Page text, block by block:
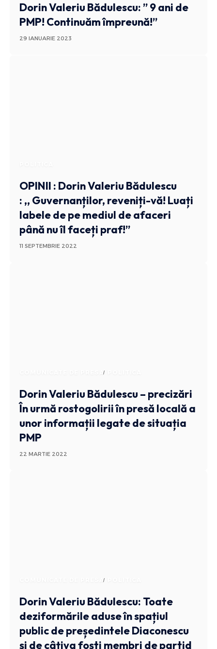
Dorin Valeriu Bădulescu: ” 9 ani de
PMP! Continuăm împreună!”
29 IANUARIE 2023
OPINII : Dorin Valeriu Bădulescu
: ,, Guvernanților, reveniți-vă! Luați
labele de pe mediul de afaceri
până nu îl faceți praf!”
11 SEPTEMBRIE 2022
COMUNICATE DE PRESA
Dorin Valeriu Bădulescu – precizări
În urmă rostogolirii în presă locală a
unor informații legate de situația
PMP
22 MARTIE 2022
COMUNICATE DE PRESA
Dorin Valeriu Bădulescu: Toate
deziformările aduse în spațiul
public de președintele Diaconescu
și de câțiva foști membri de partid